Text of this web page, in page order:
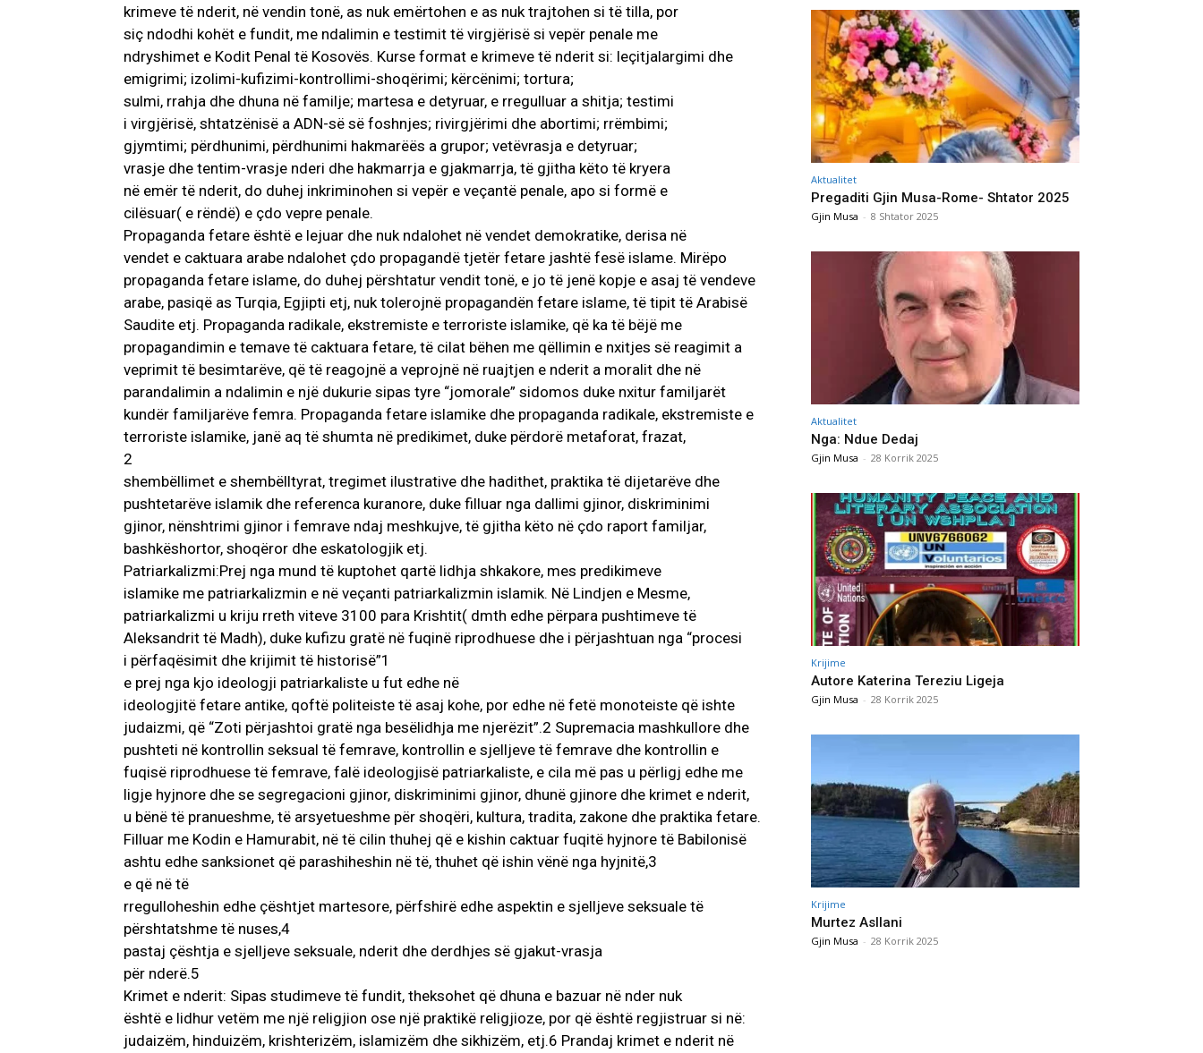
krimeve të nderit, në vendin tonë, as nuk emërtohen e as nuk trajtohen si të tilla, por
siç ndodhi kohët e fundit, me ndalimin e testimit të virgjërisë si vepër penale me
ndryshimet e Kodit Penal të Kosovës. Kurse format e krimeve të nderit si: leçitjalargimi dhe
emigrimi; izolimi-kufizimi-kontrollimi-shoqërimi; kërcënimi; tortura;
sulmi, rrahja dhe dhuna në familje; martesa e detyruar, e rregulluar a shitja; testimi
i virgjërisë, shtatzënisë a ADN-së së foshnjes; rivirgjërimi dhe abortimi; rrëmbimi;
gjymtimi; përdhunimi, përdhunimi hakmarëës a grupor; vetëvrasja e detyruar;
vrasje dhe tentim-vrasje nderi dhe hakmarrja e gjakmarrja, të gjitha këto të kryera
në emër të nderit, do duhej inkriminohen si vepër e veçantë penale, apo si formë e
cilësuar( e rëndë) e çdo vepre penale.
Propaganda fetare është e lejuar dhe nuk ndalohet në vendet demokratike, derisa në
vendet e caktuara arabe ndalohet çdo propagandë tjetër fetare jashtë fesë islame. Mirëpo
propaganda fetare islame, do duhej përshtatur vendit tonë, e jo të jenë kopje e asaj të vendeve
arabe, pasiqë as Turqia, Egjipti etj, nuk tolerojnë propagandën fetare islame, të tipit të Arabisë
Saudite etj. Propaganda radikale, ekstremiste e terroriste islamike, që ka të bëjë me
propagandimin e temave të caktuara fetare, të cilat bëhen me qëllimin e nxitjes së reagimit a
veprimit të besimtarëve, që të reagojnë a veprojnë në ruajtjen e nderit a moralit dhe në
parandalimin a ndalimin e një dukurie sipas tyre “jomorale” sidomos duke nxitur familjarët
kundër familjarëve femra. Propaganda fetare islamike dhe propaganda radikale, ekstremiste e
terroriste islamike, janë aq të shumta në predikimet, duke përdorë metaforat, frazat,
2
shembëllimet e shembëlltyrat, tregimet ilustrative dhe hadithet, praktika të dijetarëve dhe
pushtetarëve islamik dhe referenca kuranore, duke filluar nga dallimi gjinor, diskriminimi
gjinor, nënshtrimi gjinor i femrave ndaj meshkujve, të gjitha këto në çdo raport familjar,
bashkëshortor, shoqëror dhe eskatologjik etj.
Patriarkalizmi:Prej nga mund të kuptohet qartë lidhja shkakore, mes predikimeve
islamike me patriarkalizmin e në veçanti patriarkalizmin islamik. Në Lindjen e Mesme,
patriarkalizmi u kriju rreth viteve 3100 para Krishtit( dmth edhe përpara pushtimeve të
Aleksandrit të Madh), duke kufizu gratë në fuqinë riprodhuese dhe i përjashtuan nga “procesi
i përfaqësimit dhe krijimit të historisë”1
e prej nga kjo ideologji patriarkaliste u fut edhe në
ideologjitë fetare antike, qoftë politeiste të asaj kohe, por edhe në fetë monoteiste që ishte
judaizmi, që “Zoti përjashtoi gratë nga besëlidhja me njerëzit”.2 Supremacia mashkullore dhe
pushteti në kontrollin seksual të femrave, kontrollin e sjelljeve të femrave dhe kontrollin e
fuqisë riprodhuese të femrave, falë ideologjisë patriarkaliste, e cila më pas u përligj edhe me
ligje hyjnore dhe se segregacioni gjinor, diskriminimi gjinor, dhunë gjinore dhe krimet e nderit,
u bënë të pranueshme, të arsyetueshme për shoqëri, kultura, tradita, zakone dhe praktika fetare.
Filluar me Kodin e Hamurabit, në të cilin thuhej që e kishin caktuar fuqitë hyjnore të Babilonisë
ashtu edhe sanksionet që parashiheshin në të, thuhet që ishin vënë nga hyjnitë,3
e që në të
rregulloheshin edhe çështjet martesore, përfshirë edhe aspektin e sjelljeve seksuale të
përshtatshme të nuses,4
pastaj çështja e sjelljeve seksuale, nderit dhe derdhjes së gjakut-vrasja
për nderë.5
Krimet e nderit: Sipas studimeve të fundit, theksohet që dhuna e bazuar në nder nuk
është e lidhur vetëm me një religjion ose një praktikë religjioze, por që është regjistruar si në:
judaizëm, hinduizëm, krishterizëm, islamizëm dhe sikhizëm, etj.6 Prandaj krimet e nderit në
Aktualitet
Pregaditi Gjin Musa-Rome- Shtator 2025
Gjin Musa - 8 Shtator 2025
Aktualitet
Nga: Ndue Dedaj
Gjin Musa - 28 Korrik 2025
Krijime
Autore Katerina Tereziu Ligeja
Gjin Musa - 28 Korrik 2025
Krijime
Murtez Asllani
Gjin Musa - 28 Korrik 2025